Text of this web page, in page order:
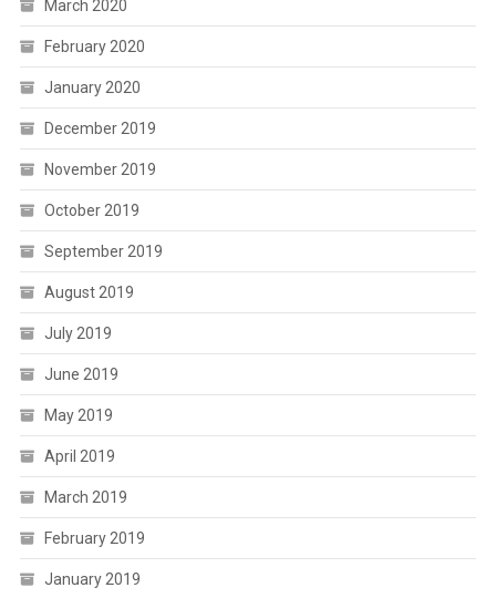
March 2020
February 2020
January 2020
December 2019
November 2019
October 2019
September 2019
August 2019
July 2019
June 2019
May 2019
April 2019
March 2019
February 2019
January 2019